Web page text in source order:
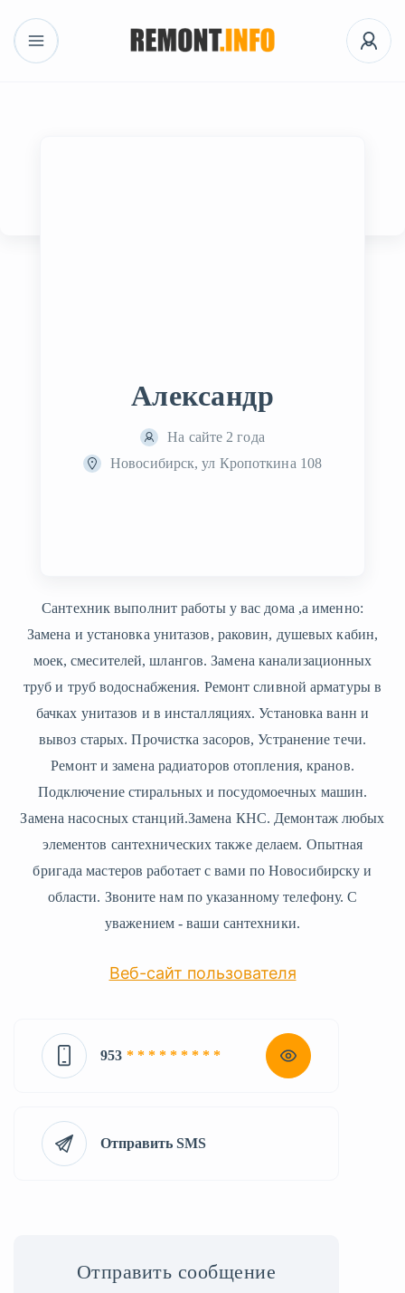
Александр
На сайте 2 года
Новосибирск, ул Кропоткина 108
Сантехник выполнит работы у вас дома ,а именно:
Замена и установка унитазов, раковин, душевых кабин,
моек, смесителей, шлангов. Замена канализационных
труб и труб водоснабжения. Ремонт сливной арматуры в
бачках унитазов и в инсталляциях. Установка ванн и
вывоз старых. Прочистка засоров, Устранение течи.
Ремонт и замена радиаторов отопления, кранов.
Подключение стиральных и посудомоечных машин.
Замена насосных станций.Замена КНС. Демонтаж любых
элементов сантехнических также делаем. Опытная
бригада мастеров работает с вами по Новосибирску и
области. Звоните нам по указанному телефону. С
уважением - ваши сантехники.
Веб-сайт пользователя
953 * * * * * * * * *
Отправить SMS
Отправить сообщение